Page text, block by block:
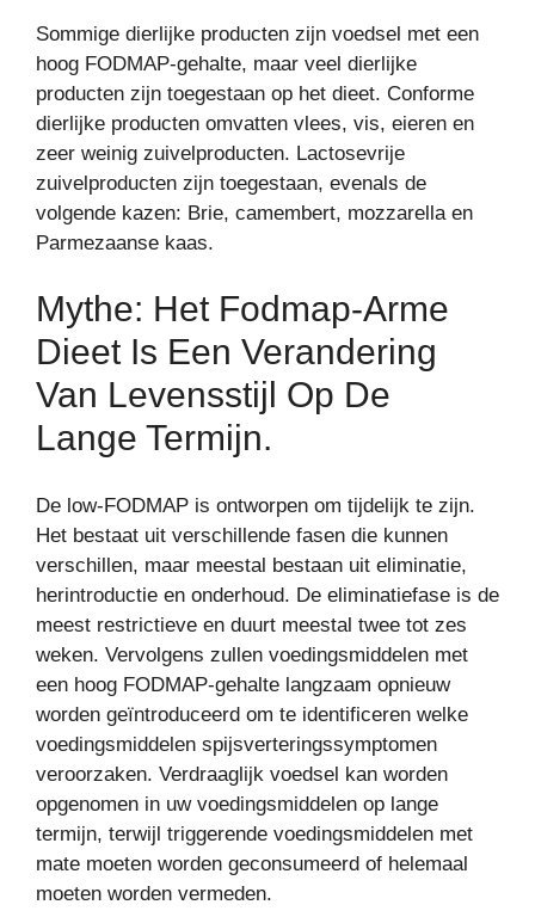
Sommige dierlijke producten zijn voedsel met een
hoog FODMAP-gehalte, maar veel dierlijke
producten zijn toegestaan op het dieet. Conforme
dierlijke producten omvatten vlees, vis, eieren en
zeer weinig zuivelproducten. Lactosevrije
zuivelproducten zijn toegestaan, evenals de
volgende kazen: Brie, camembert, mozzarella en
Parmezaanse kaas.
Mythe: Het Fodmap-Arme
Dieet Is Een Verandering
Van Levensstijl Op De
Lange Termijn.
De low-FODMAP is ontworpen om tijdelijk te zijn.
Het bestaat uit verschillende fasen die kunnen
verschillen, maar meestal bestaan uit eliminatie,
herintroductie en onderhoud. De eliminatiefase is de
meest restrictieve en duurt meestal twee tot zes
weken. Vervolgens zullen voedingsmiddelen met
een hoog FODMAP-gehalte langzaam opnieuw
worden geïntroduceerd om te identificeren welke
voedingsmiddelen spijsverteringssymptomen
veroorzaken. Verdraaglijk voedsel kan worden
opgenomen in uw voedingsmiddelen op lange
termijn, terwijl triggerende voedingsmiddelen met
mate moeten worden geconsumeerd of helemaal
moeten worden vermeden.